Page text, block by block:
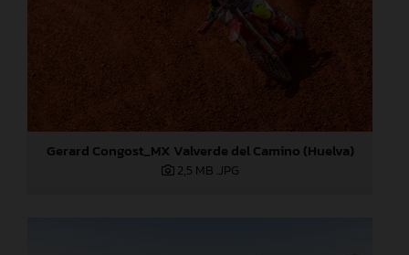
Gerard Congost_MX Valverde del Camino (Huelva)
2,5 MB .JPG